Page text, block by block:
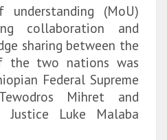
understanding (MoU)
collaboration and
sharing between the
the two nations was
Federal Supreme
Mihret and
Justice Luke Malaba